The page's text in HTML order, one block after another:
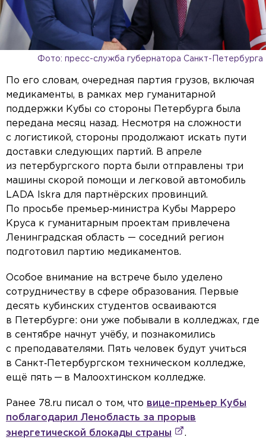
Фото: пресс-служба губернатора Санкт-Петербурга
По его словам, очередная партия грузов, включая
медикаменты, в рамках мер гуманитарной
поддержки Кубы со стороны Петербурга была
передана месяц назад. Несмотря на сложности
с логистикой, стороны продолжают искать пути
доставки следующих партий. В апреле
из петербургского порта были отправлены три
машины скорой помощи и легковой автомобиль
LADA Iskra для партнёрских провинций.
По просьбе премьер‑министра Кубы Марреро
Круса к гуманитарным проектам привлечена
Ленинградская область — соседний регион
подготовил партию медикаментов.
Особое внимание на встрече было уделено
сотрудничеству в сфере образования. Первые
десять кубинских студентов осваиваются
в Петербурге: они уже побывали в колледжах, где
в сентябре начнут учёбу, и познакомились
с преподавателями. Пять человек будут учиться
в Санкт‑Петербургском техническом колледже,
ещё пять — в Малоохтинском колледже.
Ранее 78.ru писал о том, что вице-премьер Кубы
поблагодарил Ленобласть за прорыв
энергетической блокады страны
.